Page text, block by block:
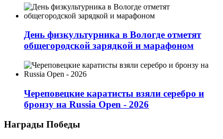
День физкультурника в Вологде отметят
общегородской зарядкой и марафоном
Череповецкие каратисты взяли серебро и
бронзу на Russia Open - 2026
Награды Победы